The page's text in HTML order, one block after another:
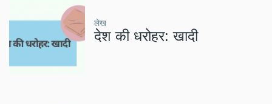
लेख
देश की धरोहर: खादी